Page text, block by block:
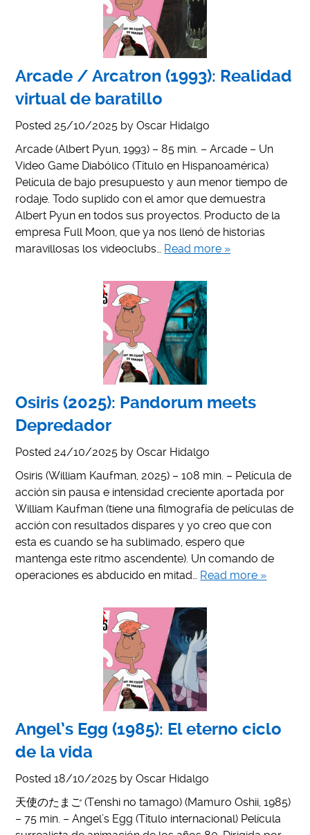
Arcade / Arcatron (1993): Realidad
virtual de baratillo
Posted 25/10/2025 byOscar Hidalgo
Arcade (Albert Pyun, 1993) – 85 min. – Arcade – Un
Video Game Diabólico (Título en Hispanoamérica)
Película de bajo presupuesto y aun menor tiempo de
rodaje. Todo suplido con el amor que demuestra
Albert Pyun en todos sus proyectos. Producto de la
empresa Full Moon, que ya nos llenó de historias
maravillosas los videoclubs… Read more »
Osiris (2025): Pandorum meets
Depredador
Posted 24/10/2025 byOscar Hidalgo
Osiris (William Kaufman, 2025) – 108 min. – Película de
acción sin pausa e intensidad creciente aportada por
William Kaufman (tiene una filmografía de películas de
acción con resultados dispares y yo creo que con
esta es cuando se ha sublimado, espero que
mantenga este ritmo ascendente). Un comando de
operaciones es abducido en mitad… Read more »
Angel’s Egg (1985): El eterno ciclo
de la vida
Posted18/10/2025 byOscar Hidalgo
天使のたまご (Tenshi no tamago) (Mamuro Oshii, 1985)
– 75 min. – Angel’s Egg (Título internacional) Película